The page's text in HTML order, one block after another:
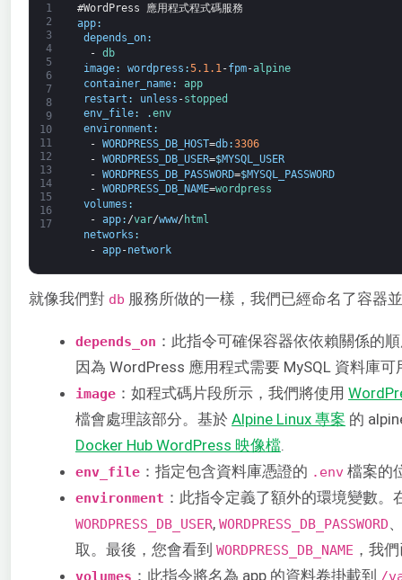
1
2
3
4
5
6
7
8
9
10
11
12
13
14
15
16
17
#WordPress 應用程式程式碼服務
app:
depends_on:
- db
image: wordpress :5.1.1-fpm-alpine
container_name:
app
restart : unless -stopped
env_file: .env
environment :
- WORDPRESS_DB_HOST=db:3306
- WORDPRESS_DB_USER=$MYSQL_USER
- WORDPRESS_DB_PASSWORD=$MYSQL_PASSWORD
- WORDPRESS_DB_NAME=wordpress
volumes :
- app: /var/www/ html
networks :
- app-network
就像我們對 db 服務所做的一樣，我們已經命名了容器
depends_on ：此指令可確保容器依依賴關係的
因為 WordPress 應用程式需要 MySQL 資料庫
image ：如程式碼片段所示，我們將使用
檔會處理該部分。基於 Alpine Linux 專案 的
Docker Hub WordPress 映像檔.
env_file ：指定包含資料庫憑證的 .env 檔案的
environment ：此指令定義了額外的環境變數
WORDPRESS_DB_USER, WORDPRESS_DB_PASSWORD
取。最後，您會看到 WORDPRESS_DB_NAME ，我
volumes ：此指令將名為 app 的資料卷掛載到 /